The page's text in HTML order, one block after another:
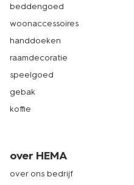
beddengoed
woonaccessoires
handdoeken
raamdecoratie
speelgoed
gebak
koffie
over HEMA
over ons bedrijf